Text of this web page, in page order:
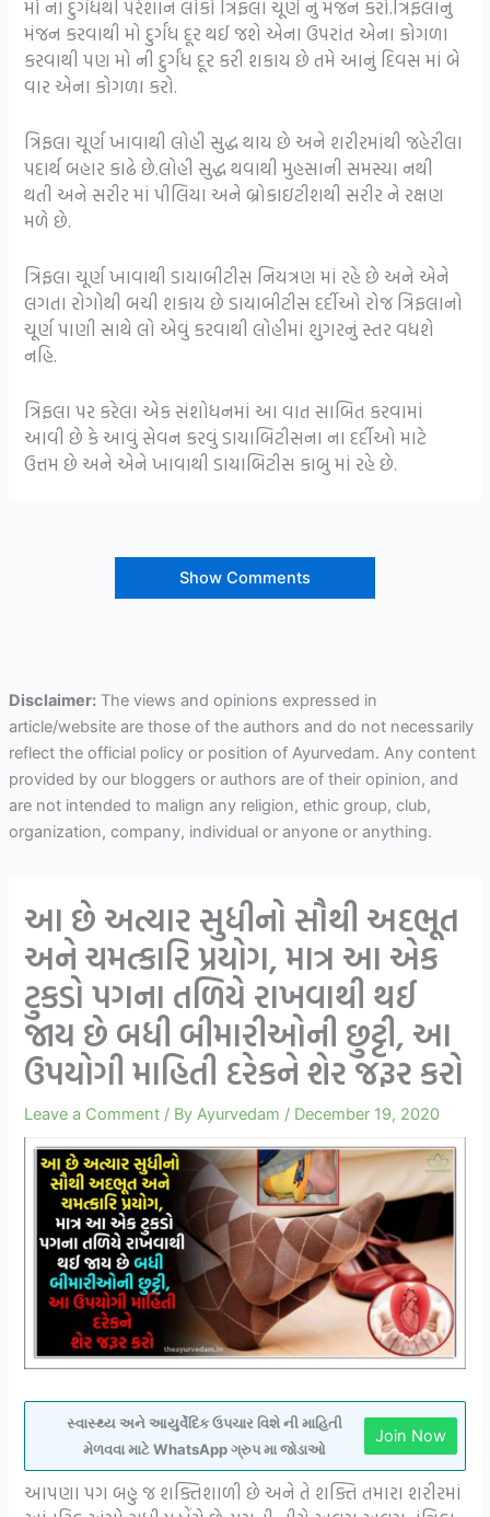
મો ના દુર્ગંધથી પરેશાન લોકો ત્રિફલા ચૂર્ણ નું મંજન કરો.ત્રિફલાનું
મંજન કરવાથી મો દુર્ગંધ દૂર થઈ જશે એના ઉપરાંત એના કોગળા
કરવાથી પણ મો ની દુર્ગંધ દૂર કરી શકાય છે તમે આનું દિવસ માં બે
વાર એના કોગળા કરો.
ત્રિફલા ચૂર્ણ ખાવાથી લોહી સુદ્ધ થાય છે અને શરીરમાંથી જહેરીલા
પદાર્થ બહાર કાઢે છે.લોહી સુદ્ધ થવાથી મુહસાની સમસ્યા નથી
થતી અને સરીર માં પીલિયા અને બ્રોકાઇટીશથી સરીર ને રક્ષણ
મળે છે.
ત્રિફલા ચૂર્ણ ખાવાથી ડાયાબીટીસ નિયત્રણ માં રહે છે અને એને
લગતા રોગોથી બચી શકાય છે ડાયાબીટીસ દર્દીઓ રોજ ત્રિફલાનો
ચૂર્ણ પાણી સાથે લો એવું કરવાથી લોહીમાં શુગરનું સ્તર વધશે
નહિ.
ત્રિફલા પર કરેલા એક સંશોધનમાં આ વાત સાબિત કરવામાં
આવી છે કે આવું સેવન કરવું ડાયાબિટીસના ના દર્દીઓ માટે
ઉત્તમ છે અને એને ખાવાથી ડાયાબિટીસ કાબુ માં રહે છે.
Show Comments
Disclaimer:The views and opinions expressed in
article/website are those of the authors and do not necessarily
reflect the official policy or position of Ayurvedam. Any content
provided by our bloggers or authors are of their opinion, and
are not intended to malign any religion, ethic group, club,
organization, company, individual or anyone or anything.
આ છે અત્યાર સુધીનો સૌથી અદભૂત
અને ચમત્કારિ પ્રયોગ, માત્ર આ એક
ટુકડો પગના તળિયે રાખવાથી થઈ
જાય છે બધી બીમારીઓની છુટ્ટી, આ
ઉપયોગી માહિતી દરેકને શેર જરૂર કરો
Leave a Comment / ByAyurvedam / December 19, 2020
સ્વાસ્થ્ય અને આયુર્વેદિક ઉપચાર વિશે ની માહિતી
મેળવવા માટે WhatsApp ગ્રુપ મા જોડાઓ
Join Now
આપણા પગ બહુ જ શક્તિશાળી છે અને તે શક્તિ તમારા શરીરમાં